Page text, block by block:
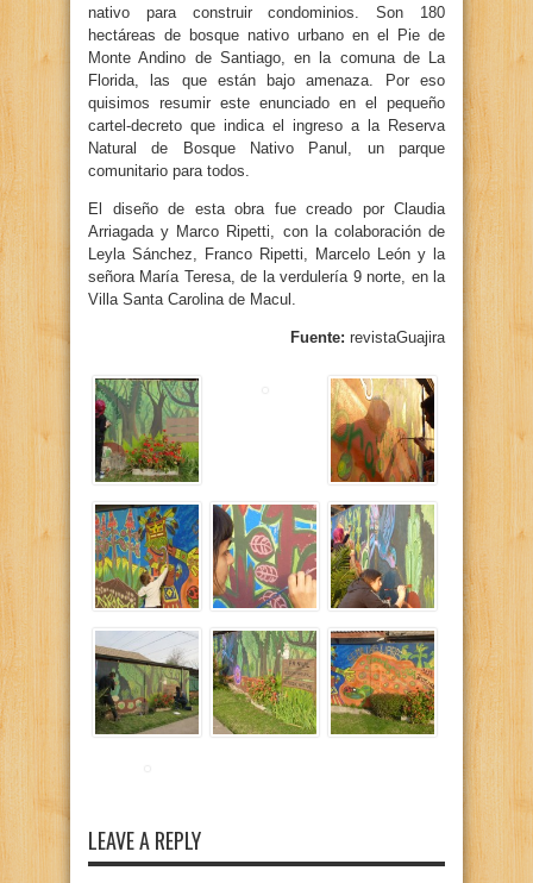
nativo para construir condominios. Son 180
hectáreas de bosque nativo urbano en el Pie de
Monte Andino de Santiago, en la comuna de La
Florida, las que están bajo amenaza. Por eso
quisimos resumir este enunciado en el pequeño
cartel-decreto que indica el ingreso a la Reserva
Natural de Bosque Nativo Panul, un parque
comunitario para todos.
El diseño de esta obra fue creado por Claudia
Arriagada y Marco Ripetti, con la colaboración de
Leyla Sánchez, Franco Ripetti, Marcelo León y la
señora María Teresa, de la verdulería 9 norte, en la
Villa Santa Carolina de Macul.
Fuente: revistaGuajira
LEAVE A REPLY